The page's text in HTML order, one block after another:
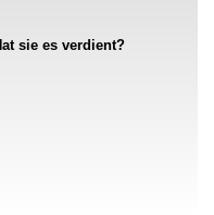
sie es verdient?